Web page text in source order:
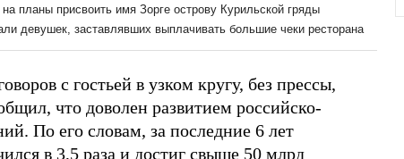
с гостьей в узком кругу, без прессы,
что доволен развитием российско-
По его словам, за последние 6 лет
в 3,5 раза и достиг свыше 50 млрд